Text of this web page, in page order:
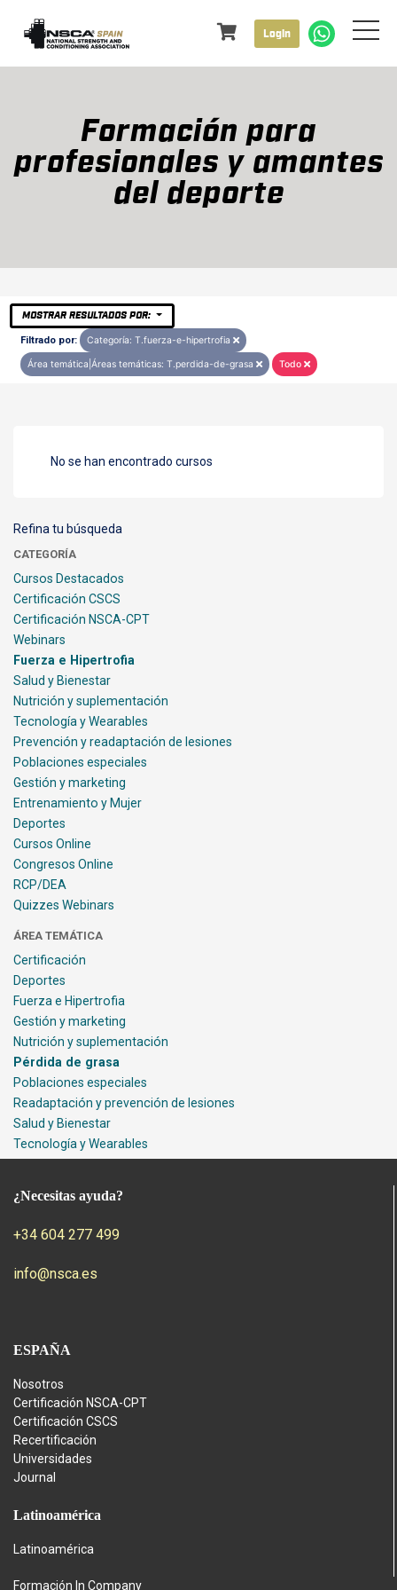
Login
Formación para
profesionales y amantes
del deporte
MOSTRAR RESULTADOS POR:
Filtrado por: Categoría: T.fuerza-e-hipertrofia
Área temática|Áreas temáticas: T.perdida-de-grasa Todo
No se han encontrado cursos
Refina tu búsqueda
CATEGORÍA
Cursos Destacados
Certificación CSCS
Certificación NSCA-CPT
Webinars
Fuerza e Hipertrofia
Salud y Bienestar
Nutrición y suplementación
Tecnología y Wearables
Prevención y readaptación de lesiones
Poblaciones especiales
Gestión y marketing
Entrenamiento y Mujer
Deportes
Cursos Online
Congresos Online
RCP/DEA
Quizzes Webinars
ÁREA TEMÁTICA
Certificación
Deportes
Fuerza e Hipertrofia
Gestión y marketing
Nutrición y suplementación
Pérdida de grasa
Poblaciones especiales
Readaptación y prevención de lesiones
Salud y Bienestar
Tecnología y Wearables
¿Necesitas ayuda?
+34 604 277 499
info@nsca.es
ESPAÑA
Nosotros
Certificación NSCA-CPT
Certificación CSCS
Recertificación
Universidades
Journal
Latinoamérica
Latinoamérica
Formación In Company